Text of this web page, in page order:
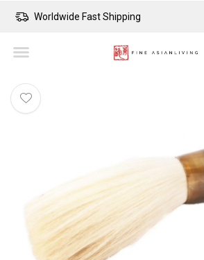
Worldwide Fast Shipping